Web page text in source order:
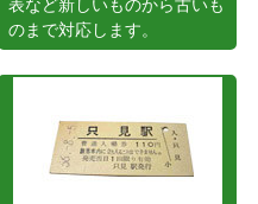
表など新しいものから古いも
のまで対応します。